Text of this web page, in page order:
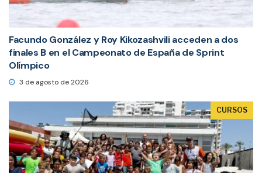
Facundo González y Roy Kikozashvili acceden a dos
finales B en el Campeonato de España de Sprint
Olímpico
3 de agosto de 2026
CURSOS